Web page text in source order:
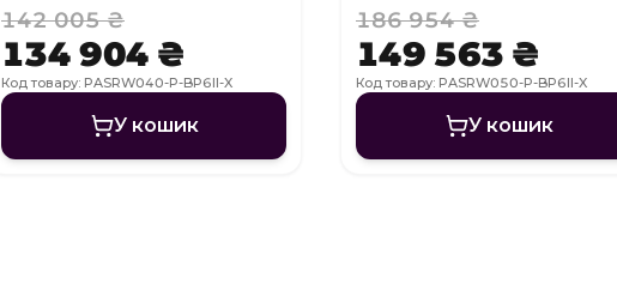
охолодженням, WI-FI
142 005 ₴
134 904 ₴
Код товару: PASRW040-P-BP6II-X
У кошик
охолодженням, WI-FI
186 954 ₴
149 563 ₴
Код товару: PASRW050-P-BP6II-X
У кошик